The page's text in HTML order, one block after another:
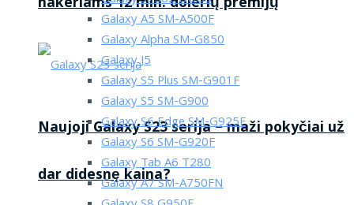
Naujoji Galaxy S23 serija – maži pokyčiai už
dar didesnę kaina?
Galaxy A5 SM-A500F
Galaxy Alpha SM-G850
Galaxy J5
Galaxy S5 Plus SM-G901F
Galaxy S5 SM-G900
Galaxy S6 Edge SM-G925F
Galaxy S6 SM-G920F
Galaxy Tab A6 T280
Galaxy A7 SM-A750FN